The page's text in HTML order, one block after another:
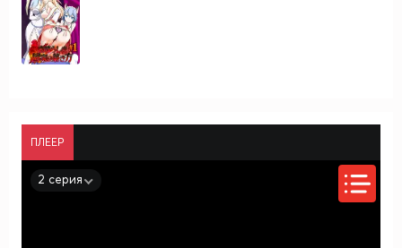
ПЛЕЕР
2 серия